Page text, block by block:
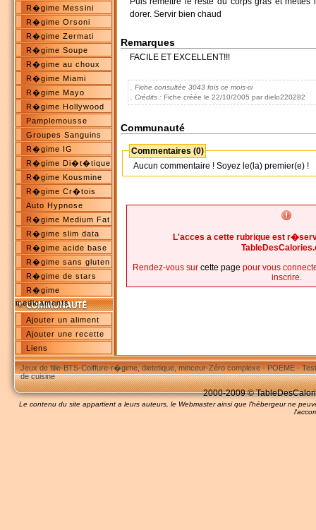
R�gime Messini
R�gime Orsoni
R�gime Zermati
R�gime Soupe
R�gime au choux
R�gime Miami
R�gime Mayo
R�gime Hollywood
Pamplemousse
Groupes Sanguins
R�gime IG
R�gime Di�t�tique
R�gime Kousmine
R�gime Cr�tois
Auto Hypnose
R�gime Medium Fat
R�gime slim data
R�gime acide base
R�gime sans gluten
R�gime de stars
R�gime
medicaments
Ajouter un aliment
Ajouter une recette
Liens
dorer. Servir bien chaud
Remarques
FACILE ET EXCELLENT!!!
. Fiche consultée 3043 fois ce mois-ci
. Crédits :Fiche créée le 22/10/2005 par dielo220282
Communauté
Commentaires (0)
Aucun commentaire ! Soyez le(la) premier(e) !
L'acces a cette rubrique est
Rendez-vous sur cette page pour vous
inscrire.
Jeux de fille-BTS-Coiffure-r�gime, dietetique, minceur-Zéro complexe-POEME-
de cuisine
2000-2009 ©
Le contenu du site appartient a leurs auteurs, le Webmaster ainsi que l'hébergeur ne